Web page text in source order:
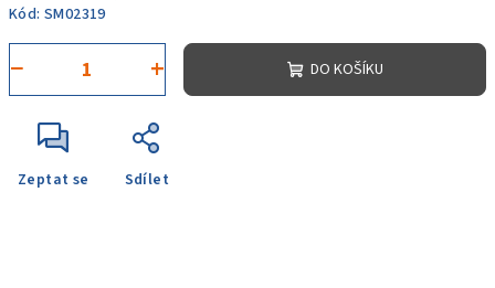
Kód: SM02319
+
− DO KOŠÍKU
Zeptat se Sdílet